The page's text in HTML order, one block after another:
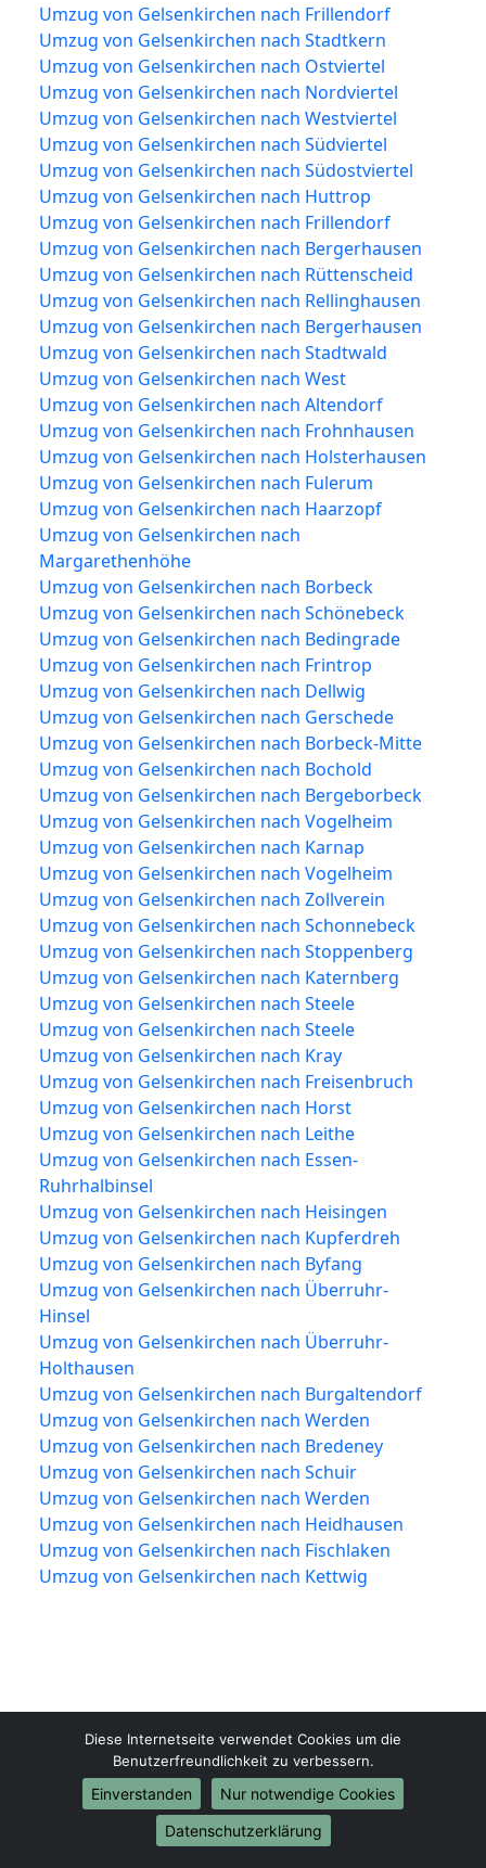
Umzug von Gelsenkirchen nach Frillendorf
Umzug von Gelsenkirchen nach Stadtkern
Umzug von Gelsenkirchen nach Ostviertel
Umzug von Gelsenkirchen nach Nordviertel
Umzug von Gelsenkirchen nach Westviertel
Umzug von Gelsenkirchen nach Südviertel
Umzug von Gelsenkirchen nach Südostviertel
Umzug von Gelsenkirchen nach Huttrop
Umzug von Gelsenkirchen nach Frillendorf
Umzug von Gelsenkirchen nach Bergerhausen
Umzug von Gelsenkirchen nach Rüttenscheid
Umzug von Gelsenkirchen nach Rellinghausen
Umzug von Gelsenkirchen nach Bergerhausen
Umzug von Gelsenkirchen nach Stadtwald
Umzug von Gelsenkirchen nach West
Umzug von Gelsenkirchen nach Altendorf
Umzug von Gelsenkirchen nach Frohnhausen
Umzug von Gelsenkirchen nach Holsterhausen
Umzug von Gelsenkirchen nach Fulerum
Umzug von Gelsenkirchen nach Haarzopf
Umzug von Gelsenkirchen nach
Margarethenhöhe
Umzug von Gelsenkirchen nach Borbeck
Umzug von Gelsenkirchen nach Schönebeck
Umzug von Gelsenkirchen nach Bedingrade
Umzug von Gelsenkirchen nach Frintrop
Umzug von Gelsenkirchen nach Dellwig
Umzug von Gelsenkirchen nach Gerschede
Umzug von Gelsenkirchen nach Borbeck-Mitte
Umzug von Gelsenkirchen nach Bochold
Umzug von Gelsenkirchen nach Bergeborbeck
Umzug von Gelsenkirchen nach Vogelheim
Umzug von Gelsenkirchen nach Karnap
Umzug von Gelsenkirchen nach Vogelheim
Umzug von Gelsenkirchen nach Zollverein
Umzug von Gelsenkirchen nach Schonnebeck
Umzug von Gelsenkirchen nach Stoppenberg
Umzug von Gelsenkirchen nach Katernberg
Umzug von Gelsenkirchen nach Steele
Umzug von Gelsenkirchen nach Steele
Umzug von Gelsenkirchen nach Kray
Umzug von Gelsenkirchen nach Freisenbruch
Umzug von Gelsenkirchen nach Horst
Umzug von Gelsenkirchen nach Leithe
Umzug von Gelsenkirchen nach Essen-
Ruhrhalbinsel
Umzug von Gelsenkirchen nach Heisingen
Umzug von Gelsenkirchen nach Kupferdreh
Umzug von Gelsenkirchen nach Byfang
Umzug von Gelsenkirchen nach Überruhr-
Hinsel
Umzug von Gelsenkirchen nach Überruhr-
Holthausen
Umzug von Gelsenkirchen nach Burgaltendorf
Umzug von Gelsenkirchen nach Werden
Umzug von Gelsenkirchen nach Bredeney
Umzug von Gelsenkirchen nach Schuir
Umzug von Gelsenkirchen nach Werden
Umzug von Gelsenkirchen nach Heidhausen
Umzug von Gelsenkirchen nach Fischlaken
Umzug von Gelsenkirchen nach Kettwig
Gelsenkirchen-Umzugsunternehmen.de
Diese Internetseite verwendet Cookies um die
Benutzerfreundlichkeit zu verbessern.
Einverstanden
Nur notwendige Cookies
Datenschutzerklärung